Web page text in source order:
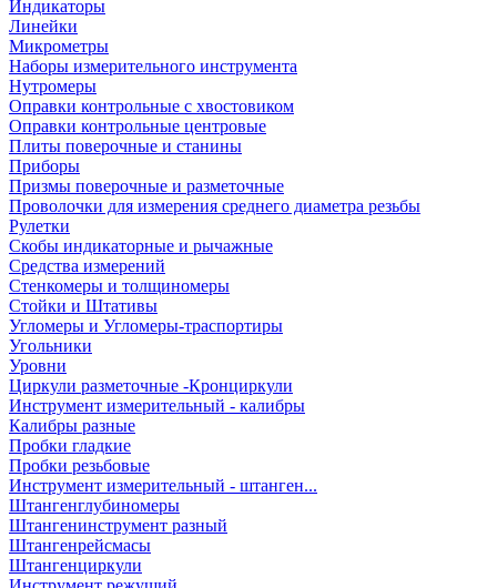
Индикаторы
Линейки
Микрометры
Наборы измерительного инструмента
Нутромеры
Оправки контрольные с хвостовиком
Оправки контрольные центровые
Плиты поверочные и станины
Приборы
Призмы поверочные и разметочные
Проволочки для измерения среднего диаметра резьбы
Рулетки
Скобы индикаторные и рычажные
Средства измерений
Стенкомеры и толщиномеры
Стойки и Штативы
Угломеры и Угломеры-траспортиры
Угольники
Уровни
Циркули разметочные -Кронциркули
Инструмент измерительный - калибры
Калибры разные
Пробки гладкие
Пробки резьбовые
Инструмент измерительный - штанген...
Штангенглубиномеры
Штангенинструмент разный
Штангенрейсмасы
Штангенциркули